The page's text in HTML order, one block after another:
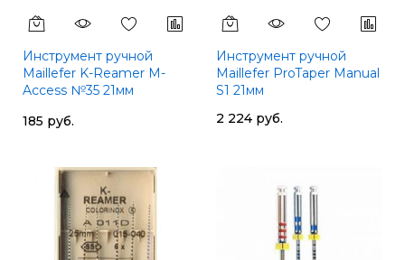
Инструмент ручной
Maillefer K-Reamer M-
Access №35 21мм
185 руб.
Инструмент ручной
Maillefer ProTaper Manual
S1 21мм
2 224 руб.